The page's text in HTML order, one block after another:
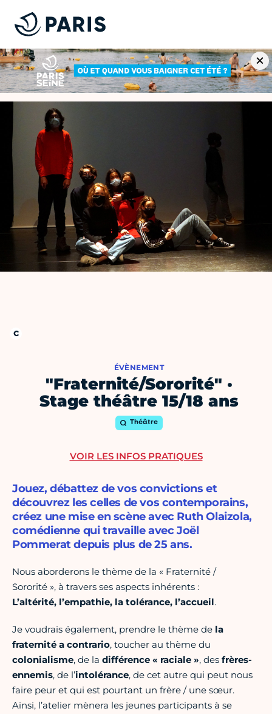
ÉVÈNEMENT
"Fraternité/Sororité" ·
Stage théâtre 15/18 ans
Théâtre
Jouez, débattez de vos convictions et
découvrez les celles de vos contemporains,
créez une mise en scène avec Ruth Olaizola,
comédienne qui travaille avec Joël
Pommerat depuis plus de 25 ans.
Nous aborderons le thème de la « Fraternité /
Sororité », à travers ses aspects inhérents :
L’altérité, l’empathie, la tolérance, l’accueil.
Je voudrais également, prendre le thème de la
fraternité a contrario, toucher au thème du
colonialisme, de la différence « raciale », des frères-
ennemis, de l’intolérance, de cet autre qui peut nous
faire peur et qui est pourtant un frère / une sœur.
Ainsi, l’atelier mènera les jeunes participants à se
VOIR LES INFOS PRATIQUES